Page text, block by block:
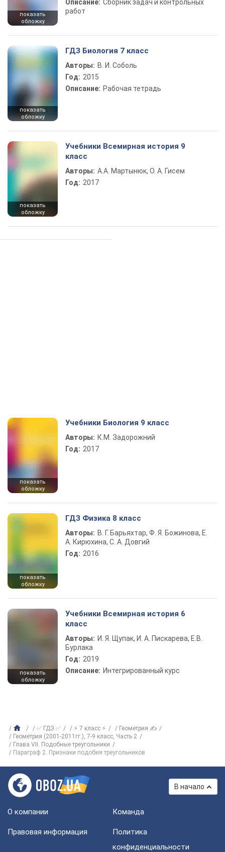
показать
обложку
Описание: Сборник задач и контрольных
работ
показать
обложку
ГДЗ Биология 7 класс
Авторы: В. И. Соболь
Год: 2015
Описание: Рабочая тетрадь
показать
обложку
Учебники Всемирная история 9
класс
Авторы: А.А. Мартынюк, О. А. Гисем
Год: 2017
показать
обложку
Учебники Биология 9 класс
Авторы: К.М. Задорожний
Год: 2017
показать
обложку
ГДЗ Физика 8 класс
Авторы: В. Г. Барьяхтар, Ф. Я. Божинова, Е.
А. Кирюхина, С. А. Довгий
Год: 2016
показать
обложку
Учебники Всемирная история 6
класс
Авторы: И. Я. Щупак, И. А. Пискарева, Е.В.
Бурлака
Год: 2019
Описание: Интегрированный курс
✅ ГДЗ ✅ ⚡ 7 класс ⚡
Геометрия ✍
Геометрия (2001-2011гг.), 7-9 класс, Часть 2
Глава VII. Подобные треугольники
Параграф 2. Признаки подобия треугольников
В начало
О компании Команда
Правовая информация
Политика
конфиденциальности